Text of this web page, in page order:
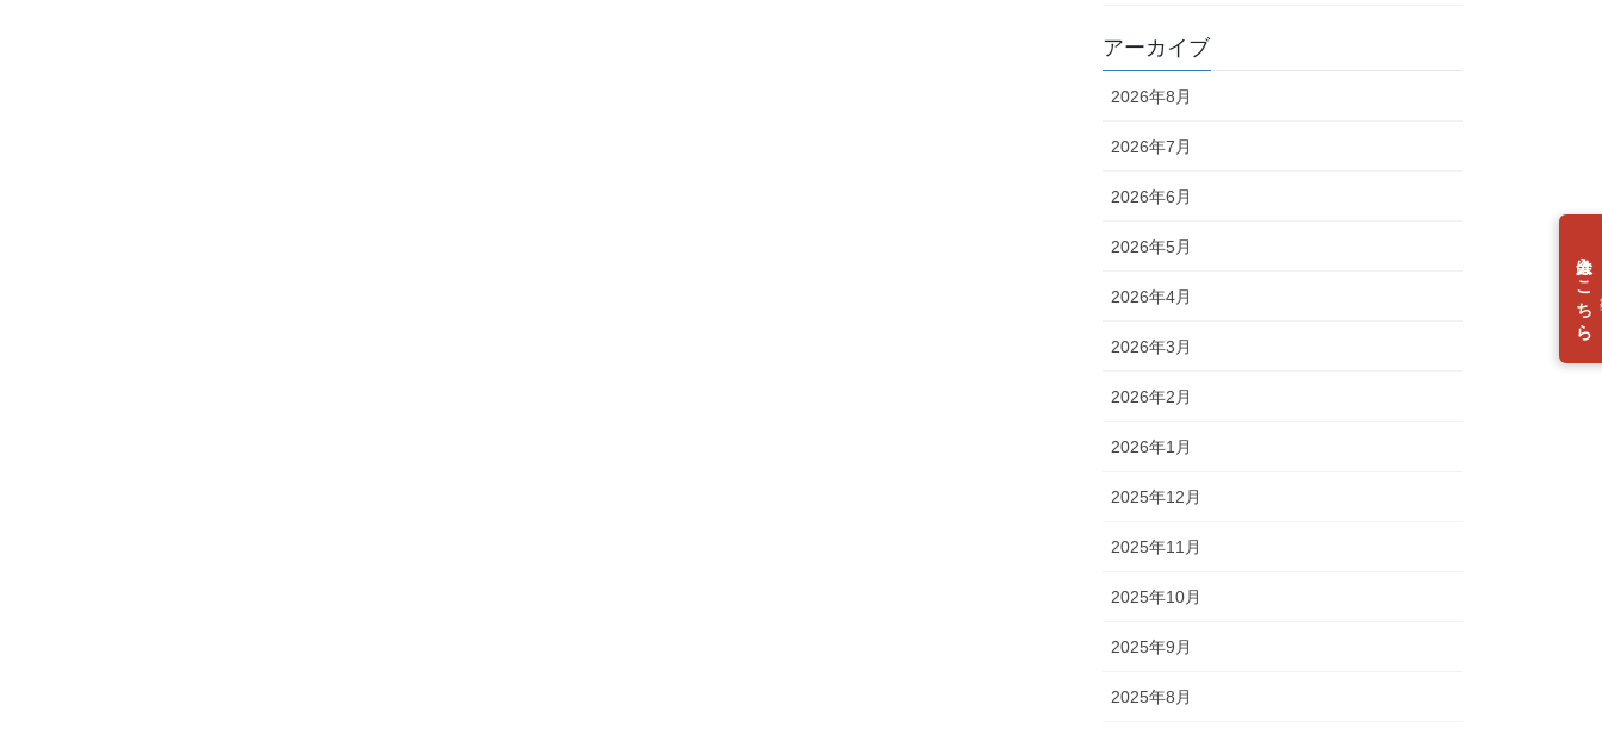
アーカイブ
2026年8月
2026年7月
2026年6月
2026年5月
2026年4月
2026年3月
2026年2月
2026年1月
2025年12月
2025年11月
2025年10月
2025年9月
2025年8月
入会はこちら